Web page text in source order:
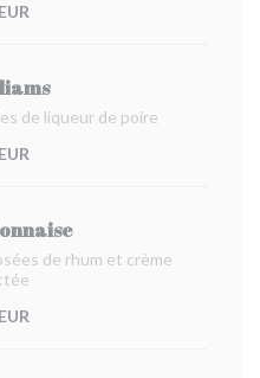
de liqueur de poire
de rhum et crème